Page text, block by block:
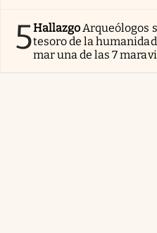
5HallazgoArqueólogos
tesoro de la
mar una de las 7